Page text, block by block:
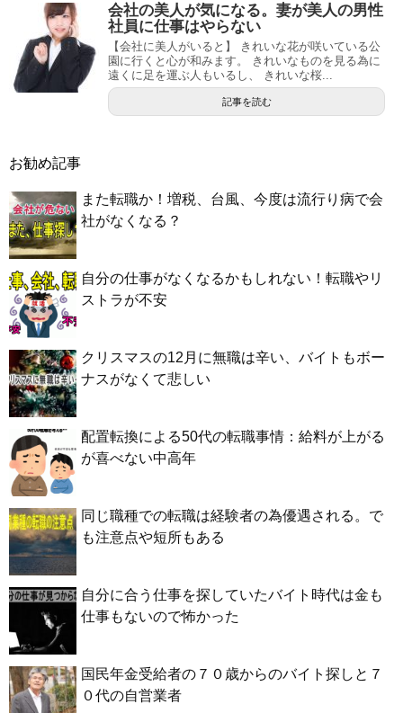
会社の美人が気になる。妻が美人の男性
社員に仕事はやらない
【会社に美人がいると】 きれいな花が咲いている公
園に行くと心が和みます。 きれいなものを見る為に
遠くに足を運ぶ人もいるし、 きれいな桜...
記事を読む
お勧め記事
また転職か！増税、台風、今度は流行り病で会
社がなくなる？
自分の仕事がなくなるかもしれない！転職やリ
ストラが不安
クリスマスの12月に無職は辛い、バイトもボー
ナスがなくて悲しい
配置転換による50代の転職事情：給料が上がる
が喜べない中高年
同じ職種での転職は経験者の為優遇される。で
も注意点や短所もある
自分に合う仕事を探していたバイト時代は金も
仕事もないので怖かった
国民年金受給者の７０歳からのバイト探しと７
０代の自営業者